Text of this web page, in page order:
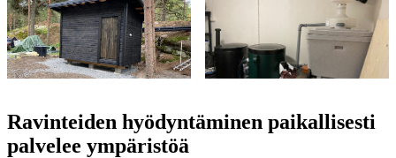
Ravinteiden hyödyntäminen paikallisesti
palvelee ympäristöä